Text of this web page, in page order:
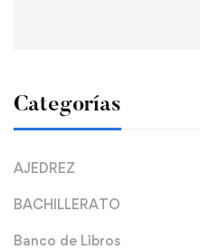
Categorías
AJEDREZ
BACHILLERATO
Banco de Libros